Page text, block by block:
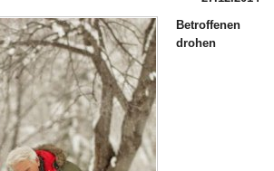
Betroffenen
drohen